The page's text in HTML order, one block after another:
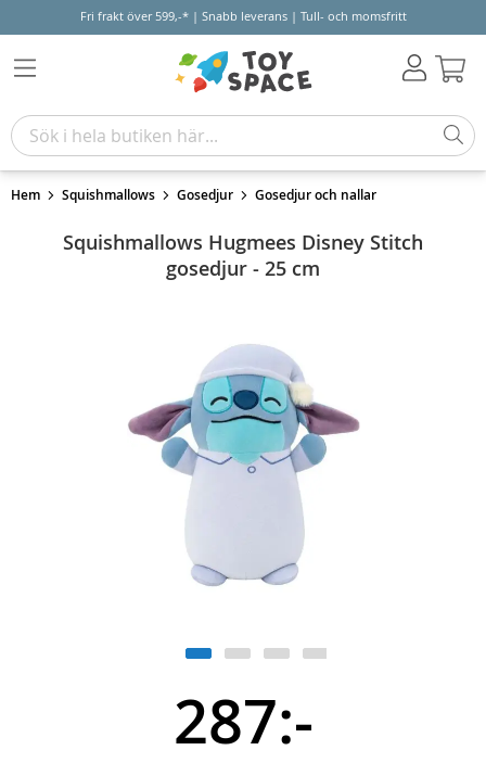
Fri frakt över 599,-* | Snabb leverans | Tull- och momsfritt
Hem Squishmallows Gosedjur Gosedjur och nallar
Squishmallows Hugmees Disney Stitch
gosedjur - 25 cm
287:-